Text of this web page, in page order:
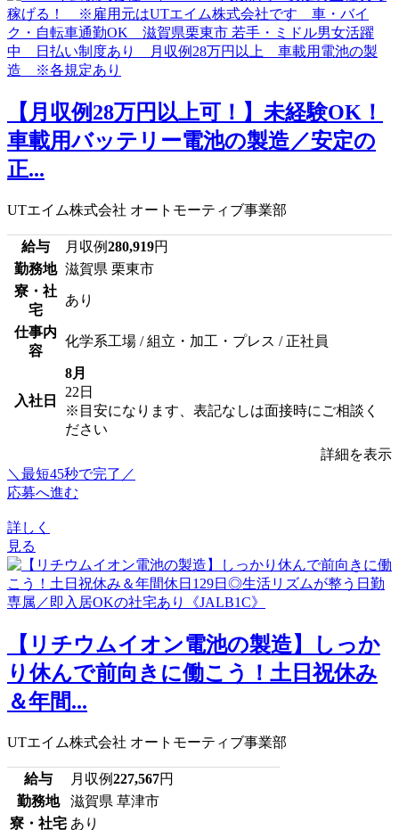
【月収例28万円以上可！】未経験OK！
車載用バッテリー電池の製造／安定の
正...
UTエイム株式会社 オートモーティブ事業部
給与 月収例280,919円
勤務地 滋賀県 栗東市
寮・社
宅
あり
仕事内
容
化学系工場 / 組立・加工・プレス / 正社員
入社日
8月
22日
※目安になります、表記なしは面接時にご相談く
ださい
詳細を表示
＼最短45秒で完了／
応募へ進む
詳しく
見る
【リチウムイオン電池の製造】しっか
り休んで前向きに働こう！土日祝休み
＆年間...
UTエイム株式会社 オートモーティブ事業部
給与 月収例227,567円
勤務地
滋賀県 草津市
寮・社宅 あり